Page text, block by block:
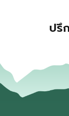
ปรึ